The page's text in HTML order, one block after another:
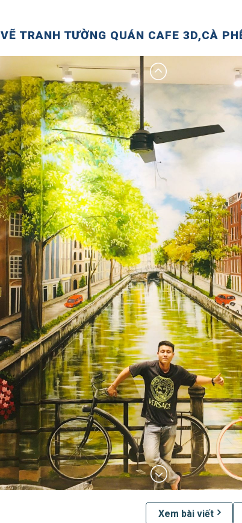
VẼ TRANH TƯỜNG QUÁN CAFE 3D,CÀ
Xem bài viết